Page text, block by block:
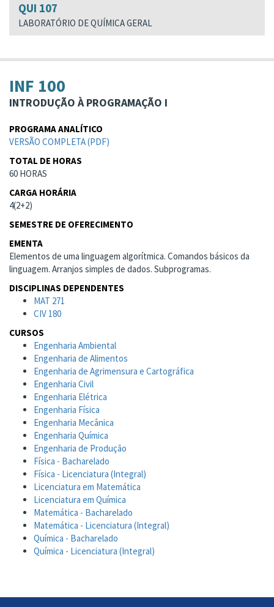
QUI 107
LABORATÓRIO DE QUÍMICA GERAL
INF 100
INTRODUÇÃO À PROGRAMAÇÃO I
PROGRAMA ANALÍTICO
VERSÃO COMPLETA (PDF)
TOTAL DE HORAS
60 HORAS
CARGA HORÁRIA
4(2+2)
SEMESTRE DE OFERECIMENTO
EMENTA
Elementos de uma linguagem algorítmica. Comandos básicos da
linguagem. Arranjos simples de dados. Subprogramas.
DISCIPLINAS DEPENDENTES
MAT 271
CIV 180
CURSOS
Engenharia Ambiental
Engenharia de Alimentos
Engenharia de Agrimensura e Cartográfica
Engenharia Civil
Engenharia Elétrica
Engenharia Física
Engenharia Mecânica
Engenharia Química
Engenharia de Produção
Física - Bacharelado
Física - Licenciatura (Integral)
Licenciatura em Matemática
Licenciatura em Química
Matemática - Bacharelado
Matemática - Licenciatura (Integral)
Química - Bacharelado
Química - Licenciatura (Integral)